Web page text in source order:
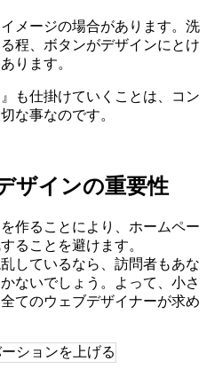
メージの場合があります。洗
程、ボタンがデザインにとけ
ります。
も仕掛けていくことは、コン
な事なのです。
ザインの重要性
作ることにより、ホームペー
ることを避けます。
しているなら、訪問者もあな
ないでしょう。よって、小さ
てのウェブデザイナーが求め